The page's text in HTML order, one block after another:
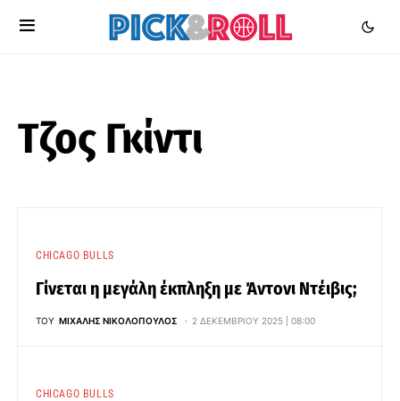
Τζος Γκίντι
CHICAGO BULLS
Γίνεται η μεγάλη έκπληξη με Άντονι Ντέιβις;
ΤΟΥ ΜΙΧΆΛΗΣ ΝΙΚΟΛΌΠΟΥΛΟΣ 2 ΔΕΚΕΜΒΡΊΟΥ 2025 | 08:00
CHICAGO BULLS